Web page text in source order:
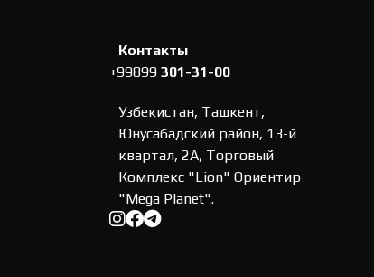
Контакты
+99899 301-31-00
Узбекистан, Ташкент,
Юнусабадский район, 13-й
квартал, 2А, Торговый
Комплекс "Lion" Ориентир
"Mega Planet".